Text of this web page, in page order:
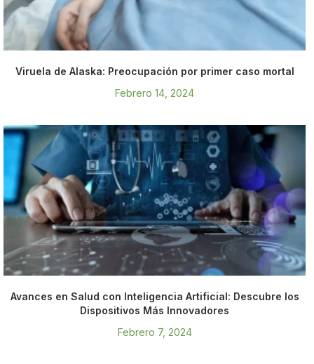
Viruela de Alaska: Preocupación por primer caso mortal
Febrero 14, 2024
Avances en Salud con Inteligencia Artificial: Descubre los
Dispositivos Más Innovadores
Febrero 7, 2024